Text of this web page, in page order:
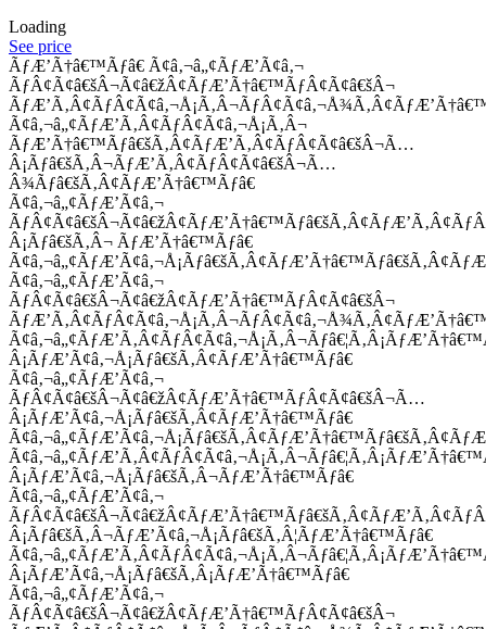
Loading
See price
ÃƒÆ’Ã†â€™Ãƒâ€ Ã¢â‚¬â„¢ÃƒÆ’Ã¢â‚¬
ÃƒÂ¢Ã¢â€šÂ¬Ã¢â€žÂ¢ÃƒÆ’Ã†â€™ÃƒÂ¢Ã¢â€šÂ¬
Ã¢â‚¬â„¢ÃƒÆ’Ã‚Â¢ÃƒÂ¢Ã¢â‚¬Å¡Ã‚Â¬
ÃƒÆ’Ã†â€™Ãƒâ€šÃ‚Â¢ÃƒÆ’Ã‚Â¢ÃƒÂ¢Ã¢â€šÂ¬Ã…
Â¡Ãƒâ€šÃ‚Â¬ÃƒÆ’Ã‚Â¢ÃƒÂ¢Ã¢â€šÂ¬Ã…
Â¾Ãƒâ€šÃ‚Â¢ÃƒÆ’Ã†â€™Ãƒâ€
Ã¢â‚¬â„¢ÃƒÆ’Ã¢â‚¬
Â¡Ãƒâ€šÃ‚Â¬ ÃƒÆ’Ã†â€™Ãƒâ€
Ã¢â‚¬â„¢ÃƒÆ’Ã¢â‚¬
ÃƒÂ¢Ã¢â€šÂ¬Ã¢â€žÂ¢ÃƒÆ’Ã†â€™ÃƒÂ¢Ã¢â€šÂ¬
Â¡ÃƒÆ’Ã¢â‚¬Å¡Ãƒâ€šÃ‚Â¢ÃƒÆ’Ã†â€™Ãƒâ€
Ã¢â‚¬â„¢ÃƒÆ’Ã¢â‚¬
ÃƒÂ¢Ã¢â€šÂ¬Ã¢â€žÂ¢ÃƒÆ’Ã†â€™ÃƒÂ¢Ã¢â€šÂ¬Ã…
Â¡ÃƒÆ’Ã¢â‚¬Å¡Ãƒâ€šÃ‚Â¢ÃƒÆ’Ã†â€™Ãƒâ€
Â¡ÃƒÆ’Ã¢â‚¬Å¡Ãƒâ€šÃ‚Â¬ÃƒÆ’Ã†â€™Ãƒâ€
Ã¢â‚¬â„¢ÃƒÆ’Ã¢â‚¬
Â¡Ãƒâ€šÃ‚Â¬ÃƒÆ’Ã¢â‚¬Å¡Ãƒâ€šÃ‚Â¦ÃƒÆ’Ã†â€™Ãƒâ€
Â¡ÃƒÆ’Ã¢â‚¬Å¡Ãƒâ€šÃ‚Â¡ÃƒÆ’Ã†â€™Ãƒâ€
Ã¢â‚¬â„¢ÃƒÆ’Ã¢â‚¬
ÃƒÂ¢Ã¢â€šÂ¬Ã¢â€žÂ¢ÃƒÆ’Ã†â€™ÃƒÂ¢Ã¢â€šÂ¬